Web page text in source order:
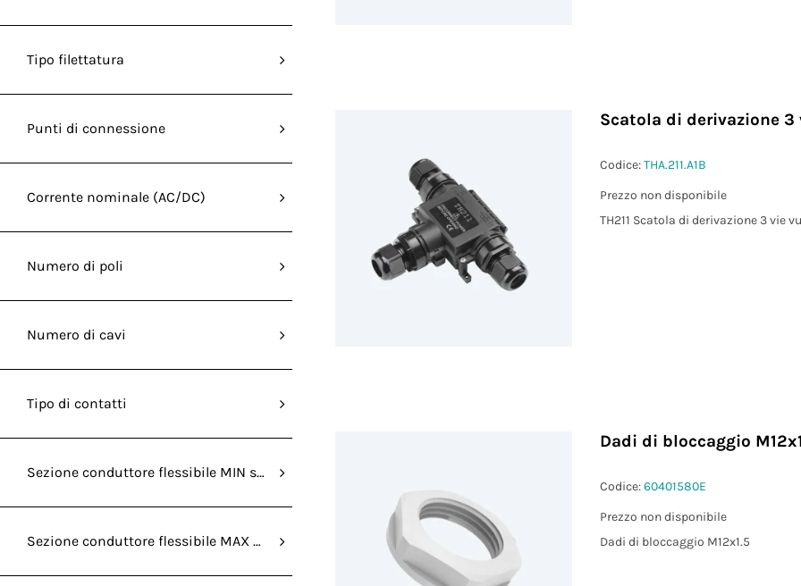
Tipo filettatura
Punti di connessione
Corrente nominale (AC/DC)
Numero di poli
Numero di cavi
Tipo di contatti
Sezione conduttore flessibile MIN senza capocorda (mm²)
Sezione conduttore flessibile MAX senza capocorda (mm²)
Scatola di derivazione 3
Codice:THA.211.A1B
Prezzo non disponibile
TH211 Scatola di derivazione 3 vie
Dadi di bloccaggio
Codice:60401580E
Prezzo non disponibile
Dadi di bloccaggio M12x1.5